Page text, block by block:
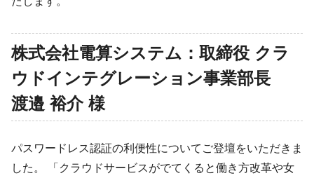
株式会社電算システム：取締役 クラ
ウドインテグレーション事業部長
渡邉 裕介 様
パスワードレス認証の利便性についてご登壇をいただきま
した。 「クラウドサービスがでてくると働き方改革や女